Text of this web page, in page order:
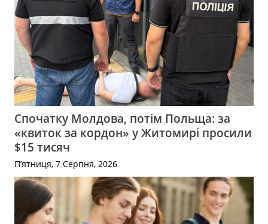
Спочатку Молдова, потім Польща: за
«квиток за кордон» у Житомирі просили
$15 тисяч
П’ятниця, 7 Серпня, 2026